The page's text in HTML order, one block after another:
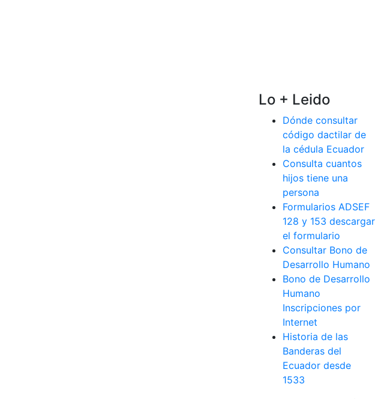
Lo + Leido
Dónde consultar
código dactilar de
la cédula Ecuador
Consulta cuantos
hijos tiene una
persona
Formularios ADSEF
128 y 153 descargar
el formulario
Consultar Bono de
Desarrollo Humano
Bono de Desarrollo
Humano
Inscripciones por
Internet
Historia de las
Banderas del
Ecuador desde
1533